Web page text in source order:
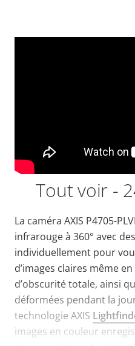
Tout voir -
La caméra AXIS P4705-
infrarouge à 360° avec
individuellement pour
d’images claires même en
d’obscurité totale, ainsi
déformées pendant la
technologie AXIS
images en couleur